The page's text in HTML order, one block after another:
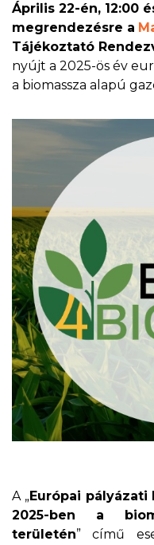
Április 22-én, 12:00
megrendezésre a
Tájékoztató
nyújt a 2025-ös év
a biomassza alapú
A „Európai
2025-ben a
területén” című